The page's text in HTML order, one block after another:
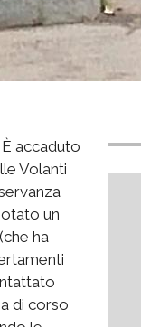
accaduto
Volanti
un
ha
di corso